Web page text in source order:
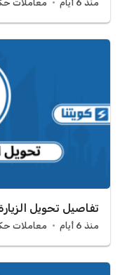
منذ 6 أيام معاملات
تفاصيل تحويل الزيارة
منذ 6 أيام معاملات